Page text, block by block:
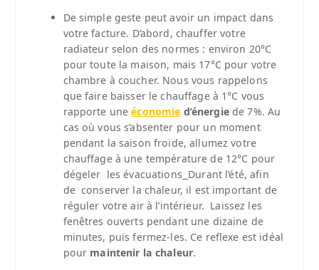
De simple geste peut avoir un impact dans
votre facture. D’abord, chauffer votre
radiateur selon des normes : environ 20°C
pour toute la maison, mais 17°C pour votre
chambre à coucher. Nous vous rappelons
que faire baisser le chauffage à 1°C vous
rapporte uneéconomie d’énergiede 7%. Au
cas où vous s’absenter pour un moment
pendant la saison froide, allumez votre
chauffage à une température de 12°C pour
dégeler les évacuations Durant l’été, afin
de conserver la chaleur, il est important de
réguler votre air à l’intérieur. Laissez les
fenêtres ouverts pendant une dizaine de
minutes, puis fermez-les. Ce reflexe est idéal
pour maintenir la chaleur.